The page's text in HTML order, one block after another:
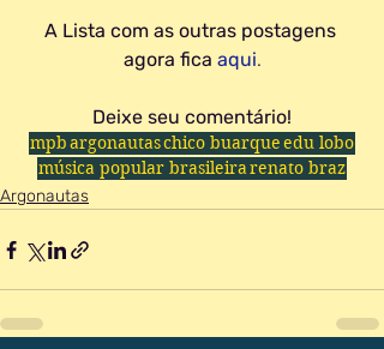
A Lista com as outras postagens
agora fica aqui.
Deixe seu comentário!
mpbargonautaschico buarqueedu lobo
música popular brasileirarenato braz
Argonautas